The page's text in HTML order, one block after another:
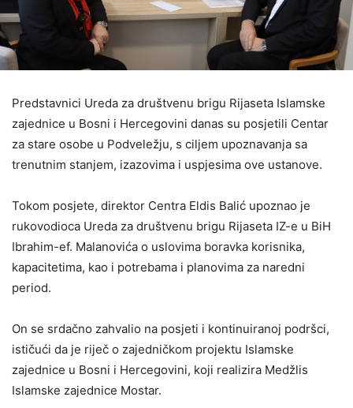
Predstavnici Ureda za društvenu brigu Rijaseta Islamske
zajednice u Bosni i Hercegovini danas su posjetili Centar
za stare osobe u Podveležju, s ciljem upoznavanja sa
trenutnim stanjem, izazovima i uspjesima ove ustanove.
Tokom posjete, direktor Centra Eldis Balić upoznao je
rukovodioca Ureda za društvenu brigu Rijaseta IZ-e u BiH
Ibrahim-ef. Malanovića o uslovima boravka korisnika,
kapacitetima, kao i potrebama i planovima za naredni
period.
On se srdačno zahvalio na posjeti i kontinuiranoj podršci,
ističući da je riječ o zajedničkom projektu Islamske
zajednice u Bosni i Hercegovini, koji realizira Medžlis
Islamske zajednice Mostar.